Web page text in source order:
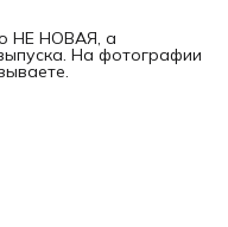
НЕ НОВАЯ, а
На фотографии